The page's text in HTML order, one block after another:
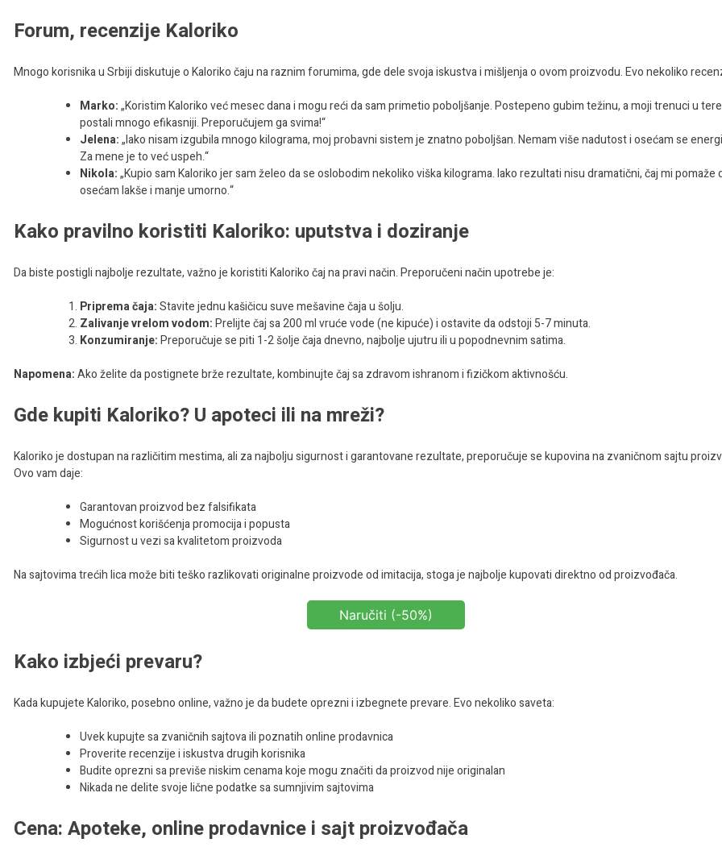
Forum, recenzije Kaloriko
Mnogo korisnika u Srbiji diskutuje o Kaloriko čaju na raznim forumima, gde dele svoja iskustva i mišljenja o ovom proizvodu. Evo nekoliko
Marko:„Koristim Kaloriko već mesec dana i mogu reći da sam primetio poboljšanje. Postepeno gubim težinu, a moji trenuci u
postali mnogo efikasniji. Preporučujem ga svima!“
Jelena:„Iako nisam izgubila mnogo kilograma, moj probavni sistem je znatno poboljšan. Nemam više nadutost i osećam se
Za mene je to već uspeh.“
Nikola:„Kupio sam Kaloriko jer sam želeo da se oslobodim nekoliko viška kilograma. Iako rezultati nisu dramatični, čaj mi pomaže
osećam lakše i manje umorno.“
Kako pravilno koristiti Kaloriko: uputstva i doziranje
Da biste postigli najbolje rezultate, važno je koristiti Kaloriko čaj na pravi način. Preporučeni način upotrebe je:
Priprema čaja:Stavite jednu kašičicu suve mešavine čaja u šolju.
Zalivanje vrelom vodom:Prelijte čaj sa 200 ml vruće vode (ne kipuće) i ostavite da odstoji 5-7 minuta.
Konzumiranje:Preporučuje se piti 1-2 šolje čaja dnevno, najbolje ujutru ili u popodnevnim satima.
Napomena:Ako želite da postignete brže rezultate, kombinujte čaj sa zdravom ishranom i fizičkom aktivnošću.
Gde kupiti Kaloriko? U apoteci ili na mreži?
Kaloriko je dostupan na različitim mestima, ali za najbolju sigurnost i garantovane rezultate, preporučuje se kupovina na zvaničnom sajtu
Ovo vam daje:
Garantovan proizvod bez falsifikata
Mogućnost korišćenja promocija i popusta
Sigurnost u vezi sa kvalitetom proizvoda
Na sajtovima trećih lica može biti teško razlikovati originalne proizvode od imitacija, stoga je najbolje kupovati direktno od proizvođača.
Naručiti (-50%)
Kako izbjeći prevaru?
Kada kupujete Kaloriko, posebno online, važno je da budete oprezni i izbegnete prevare. Evo nekoliko saveta:
Uvek kupujte sa zvaničnih sajtova ili poznatih online prodavnica
Proverite recenzije i iskustva drugih korisnika
Budite oprezni sa previše niskim cenama koje mogu značiti da proizvod nije originalan
Nikada ne delite svoje lične podatke sa sumnjivim sajtovima
Cena: Apoteke, online prodavnice i sajt proizvođača